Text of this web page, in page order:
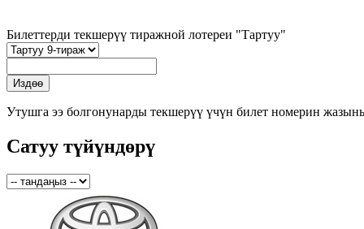
Билеттерди текшерүү тиражной лотереи "Тартуу"
Утушга ээ болгонунарды текшерүү үчүн билет номерин
Сатуу түйүндөрү